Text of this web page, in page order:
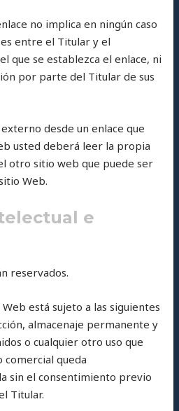
no implica en ningún caso
entre el Titular y el
que se establezca el enlace, ni
por parte del Titular de sus
desde un enlace que
usted deberá leer la propia
otro sitio web que puede ser
Web.
e
reservados.
está sujeto a las siguientes
almacenaje permanente y
o cualquier otro uso que
comercial queda
sin el consentimiento previo
Titular.